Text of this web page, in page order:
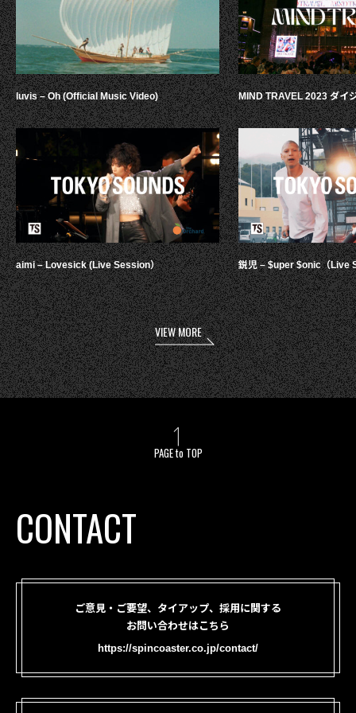
luvis – Oh (Official Music Video)
aimi – Lovesick (Live Session）
MIND TRAVEL 2023 ダイ
鋭児 – $uper $onic（Live
VIEW MORE
PAGE to TOP
CONTACT
ご意見・ご要望、タイアップ、採用に関する
お問い合わせはこちら
https://spincoaster.co.jp/contact/